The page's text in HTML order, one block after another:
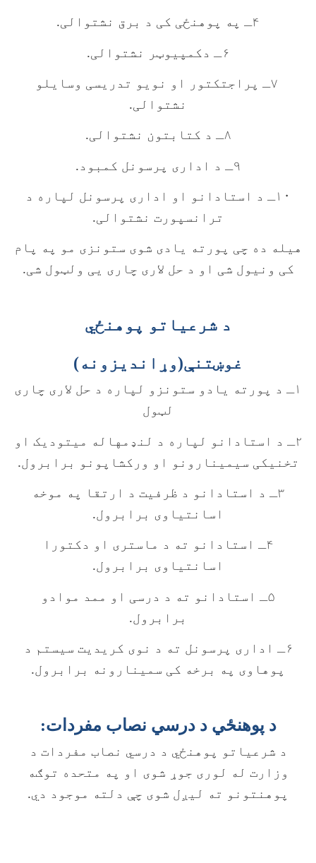
۴ـ په پوهنځی کی د برق نشتوالی.
۶ـ دکمپیوټر نشتوالی.
۷ـ پراجتکتور او نویو تدریسی وسایلو
نشتوالی.
۸ـ د کتابتون نشتوالی.
۹ـ د اداری پرسونل کمبود.
۱۰ـ د استادانو او اداری پرسونل لپاره د
ترانسپورت نشتوالی.
هیله ده چی پورته یادی شوی ستونزی مو په پام
کی ونیول شی او د حل لاری چاری یی ولټول شی.
د شرعياتو پوهنځي
غوښتنې(وړانديزونه)
۱ـ د پورته یادو ستونزو لپاره د حل لاری چاری
لټول
۲ـ د استادانو لپاره د لنډمهاله میتودیک او
تخنیکی سیمینارونو او ورکشاپونو برابرول.
۳ـ د استادانو د ظرفیت د ارتقا په موخه
اسانتیاوی برابرول.
۴ـ استادانو ته د ماستری او دکتورا
اسانتیاوی برابرول.
۵ـ استادانو ته د درسی او ممد موادو
برابرول.
۶ـ اداری پرسونل ته د نوی کریدیت سیستم د
پوهاوی په برخه کی سمینارونه برابرول.
د پوهنځي د درسي نصاب مفردات:
د شرعياتو پوهنځي د درسي نصاب مفردات د
وزارت له لوری جوړ شوی او په متحده توګه
پوهنتونو ته ليږل شوی چې دلته موجود دي.